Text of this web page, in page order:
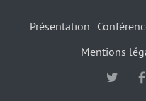
Présentation
Mentions